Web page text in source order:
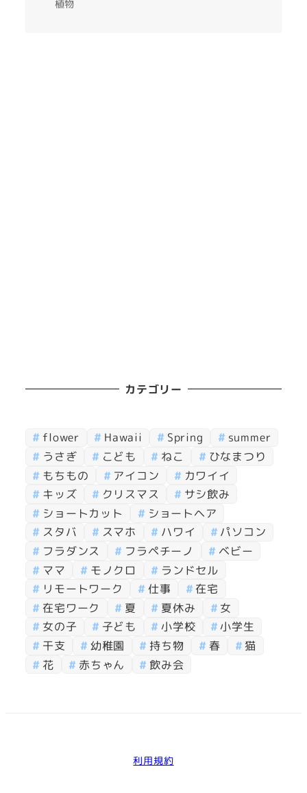
植物
カテゴリー
flower Hawaii Spring
summer
うさぎ
こども ねこ
ひなまつり
もちもの
アイコン
カワイイ
キッズ
クリスマス
サシ飲み
ショートカット
ショートヘア
スタバ
スマホ ハワイ
パソコン
フラダンス
フラペチーノ
ベビー
ママ
モノクロ
ランドセル
リモートワーク
仕事
在宅
在宅ワーク
夏 夏休み
女
女の子
子ども 小学校
小学生
干支
幼稚園 持ち物 春
猫
花
赤ちゃん 飲み会
利用規約